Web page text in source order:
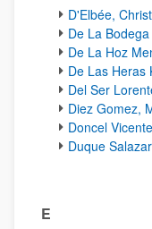
D'Elbée,
De La
De La Hoz
De Las Heras
Del Ser
Diez Gomez,
Doncel
Duque
E